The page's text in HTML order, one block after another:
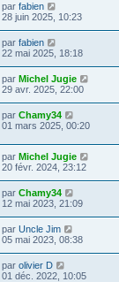
par fabien
28 juin 2025, 10:23
par fabien
22 mai 2025, 18:18
par Michel Jugie
29 avr. 2025, 22:00
par Chamy34
01 mars 2025, 00:20
par Michel Jugie
20 févr. 2024, 23:12
par Chamy34
12 mai 2023, 21:09
par Uncle Jim
05 mai 2023, 08:38
par olivier D
01 déc. 2022, 10:05